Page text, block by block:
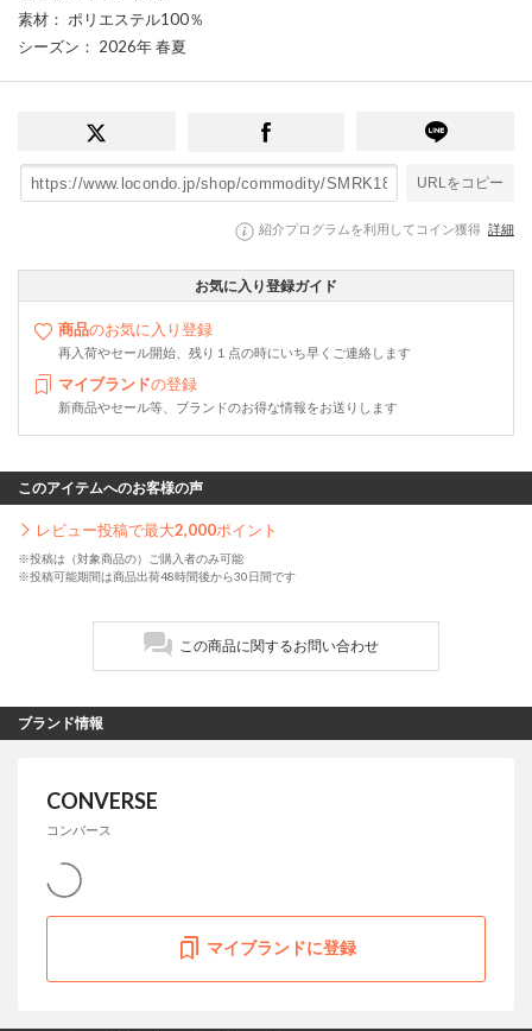
素材 ： ポリエステル100％
シーズン ： 2026年 春夏
URLをコピー
紹介プログラムを利用してコイン獲得 詳細
お気に入り登録ガイド
商品のお気に入り登録
再入荷やセール開始、残り１点の時にいち早くご連絡します
マイブランドの登録
新商品やセール等、ブランドのお得な情報をお送りします
このアイテムへのお客様の声
レビュー投稿で最大2,000ポイント
※投稿は（対象商品の）ご購入者のみ可能
※投稿可能期間は商品出荷48時間後から30日間です
この商品に関するお問い合わせ
ブランド情報
CONVERSE
コンバース
マイブランドに登録